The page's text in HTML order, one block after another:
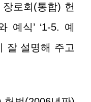
로회(통합) 헌
예식’ ‘1-5. 예
잘 설명해 주고